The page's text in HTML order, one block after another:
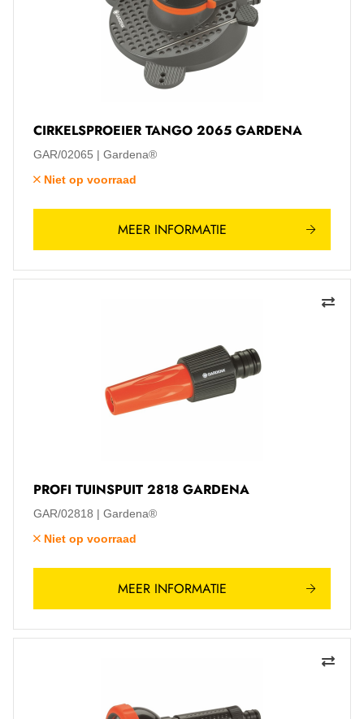
CIRKELSPROEIER TANGO 2065 GARDENA
GAR/02065
Gardena®
Niet op voorraad
MEER INFORMATIE
PROFI TUINSPUIT 2818 GARDENA
GAR/02818
Gardena®
Niet op voorraad
MEER INFORMATIE